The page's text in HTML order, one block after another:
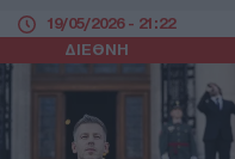
ΓΑΣΤΡΟΝΟΜΙΑ
ΤΕΧΝΟΛΟΓΙΑ
ΔΙΕΘΝΗ
19/05/2026 - 21:22